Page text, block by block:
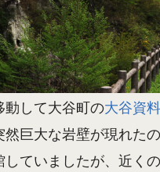
動して大谷町の大谷資
然巨大な岩壁が現れた
していましたが、近く